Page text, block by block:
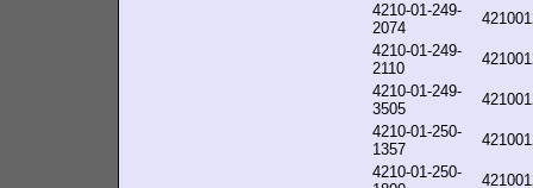
4210-01-249-
2074
4210-01-249-
2110
4210-01-249-
3505
4210-01-250-
1357
4210-01-250-